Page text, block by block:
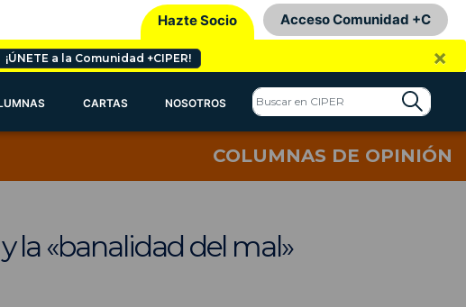
Hazte Socio Acceso Comunidad +C
¡ÚNETE a la Comunidad +CIPER! ×
CARTAS NOSOTROS
COLUMNAS DE OPINIÓN
la «banalidad del mal»